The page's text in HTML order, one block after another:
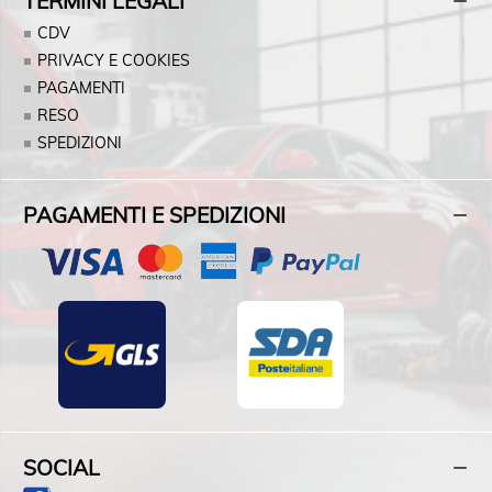
CDV
PRIVACY E COOKIES
PAGAMENTI
RESO
SPEDIZIONI
PAGAMENTI E SPEDIZIONI
SOCIAL